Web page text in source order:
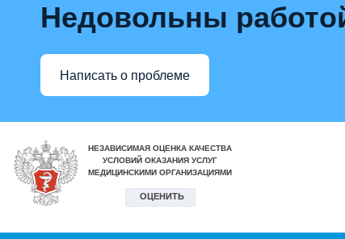
Недовольны
Написать о проблеме